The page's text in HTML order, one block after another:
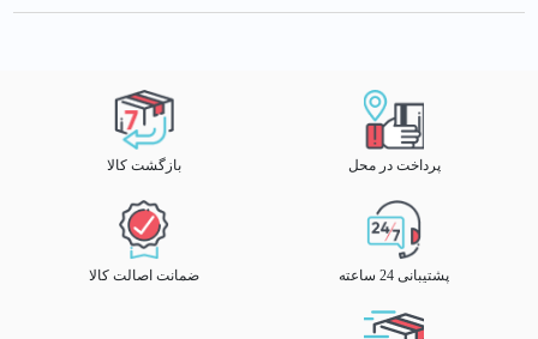
پرداخت در محل بازگشت کالا
پشتیبانی 24 ساعته ضمانت اصالت کالا